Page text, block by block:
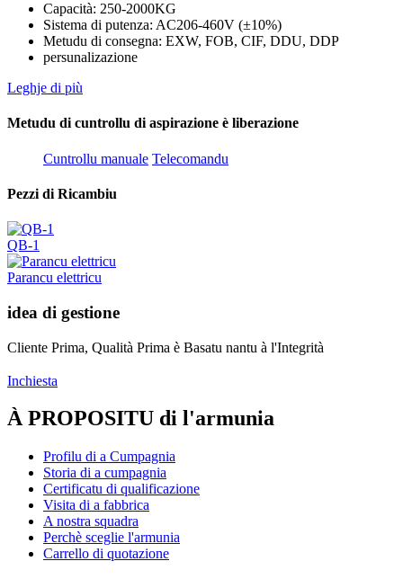
Capacità: 250-2000KG
Sistema di putenza: AC206-460V (±10%)
Metudu di consegna: EXW, FOB, CIF, DDU, DDP
persunalizazione
Leghje di più
Metudu di cuntrollu di aspirazione è liberazione
Cuntrollu manuale Telecomandu
Pezzi di Ricambiu
QB-1
Parancu elettricu
idea di gestione
Cliente Prima, Qualità Prima è Basatu nantu à l'Integrità
Inchiesta
À PROPOSITU di l'armunia
Profilu di a Cumpagnia
Storia di a cumpagnia
Certificatu di qualificazione
Visita di a fabbrica
A nostra squadra
Perchè sceglie l'armunia
Carrello di quotazione